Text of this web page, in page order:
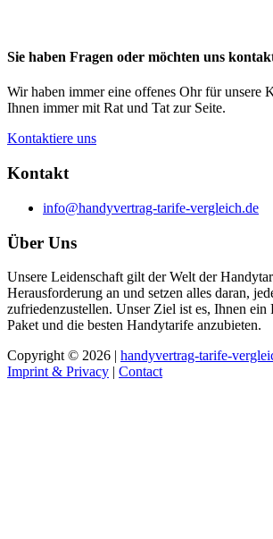
Sie haben Fragen oder möchten uns
Wir haben immer eine offenes Ohr für unsere
Ihnen immer mit Rat und Tat zur Seite.
Kontaktiere uns
Kontakt
info@handyvertrag-tarife-vergleich.de
Über Uns
Unsere Leidenschaft gilt der Welt der
Herausforderung an und setzen alles daran,
zufriedenzustellen. Unser Ziel ist es, Ihnen ein
Paket und die besten Handytarife anzubieten.
Copyright © 2026 | handyvertrag-tarife-
Imprint & Privacy | Contact